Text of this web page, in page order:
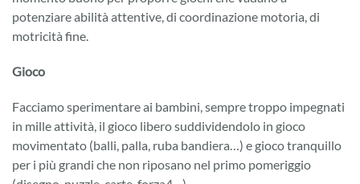
potenziare abilità attentive, di coordinazione motoria, di
motricità fine.
Gioco
Facciamo sperimentare ai bambini, sempre troppo impegnati
in mille attività, il gioco libero suddividendolo in gioco
movimentato (balli, palla, ruba bandiera…) e gioco tranquillo
per i più grandi che non riposano nel primo pomeriggio